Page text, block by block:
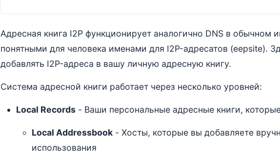
Адресная книга I2P функционирует аналогично DNS в обычном
понятными для человека именами для I2P-адресатов (eepsite).
добавлять I2P-адреса в вашу личную адресную книгу.
Система адресной книги работает через несколько уровней:
Local Records - Ваши персональные адресные книги,
Local Addressbook - Хосты, которые вы добавляете
использования